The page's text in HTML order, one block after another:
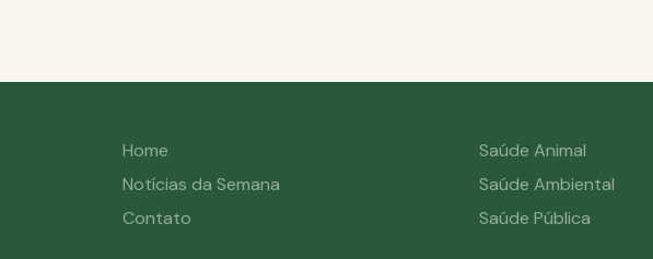
Home
Notícias da Semana
Contato
Saúde Animal
Saúde Ambiental
Saúde Pública